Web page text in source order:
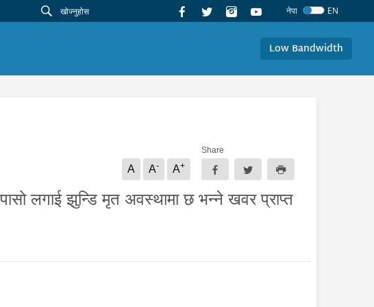
नेपा EN
Low Bandwidth
A A- A+
Share
लगाई झुन्डि मृत अवस्थामा छ भन्ने खवर प्राप्त